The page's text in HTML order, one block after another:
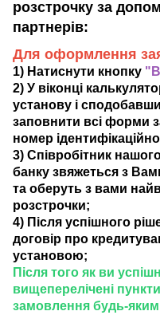
розстрочку за
партнерів:
Для оформлення
1) Натиснути кнопку
2) У віконці
установу і
заповнити всі форми
номер
3) Співробітник
банку звяжеться з
та оберуть з вами
розстрочки;
4) Після успішного
договір про
установою;
Після того як ви
вищеперелічені
замовлення будь-